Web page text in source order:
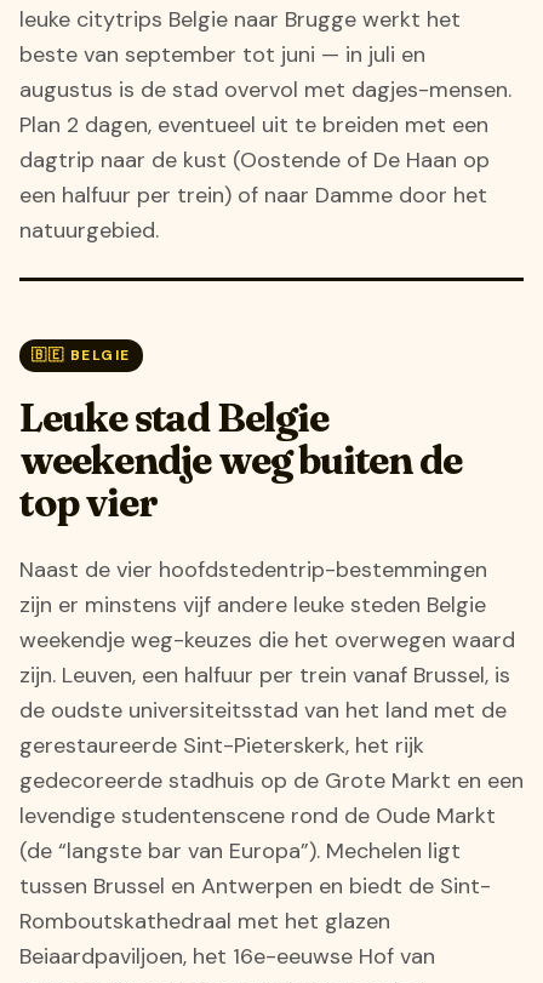
leuke citytrips Belgie naar Brugge werkt het
beste van september tot juni — in juli en
augustus is de stad overvol met dagjes-mensen.
Plan 2 dagen, eventueel uit te breiden met een
dagtrip naar de kust (Oostende of De Haan op
een halfuur per trein) of naar Damme door het
natuurgebied.
🇧🇪 BELGIE
Leuke stad Belgie
weekendje weg buiten de
top vier
Naast de vier hoofdstedentrip-bestemmingen
zijn er minstens vijf andere leuke steden Belgie
weekendje weg-keuzes die het overwegen waard
zijn. Leuven, een halfuur per trein vanaf Brussel, is
de oudste universiteitsstad van het land met de
gerestaureerde Sint-Pieterskerk, het rijk
gedecoreerde stadhuis op de Grote Markt en een
levendige studentenscene rond de Oude Markt
(de “langste bar van Europa”). Mechelen ligt
tussen Brussel en Antwerpen en biedt de Sint-
Romboutskathedraal met het glazen
Beiaardpaviljoen, het 16e-eeuwse Hof van